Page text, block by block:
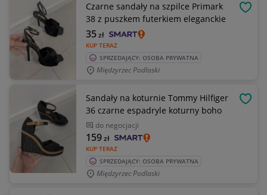
Czarne sandały na szpilce Primark
38 z puszkem futerkiem eleganckie
KUP TERAZ
35zł
SPRZEDAJĄCY: OSOBA PRYWATNA
Międzyrzec Podlaski
Sandały na koturnie Tommy Hilfiger
36 czarne espadryle koturny boho
do negocjacji
KUP TERAZ
159zł
SPRZEDAJĄCY: OSOBA PRYWATNA
Międzyrzec Podlaski